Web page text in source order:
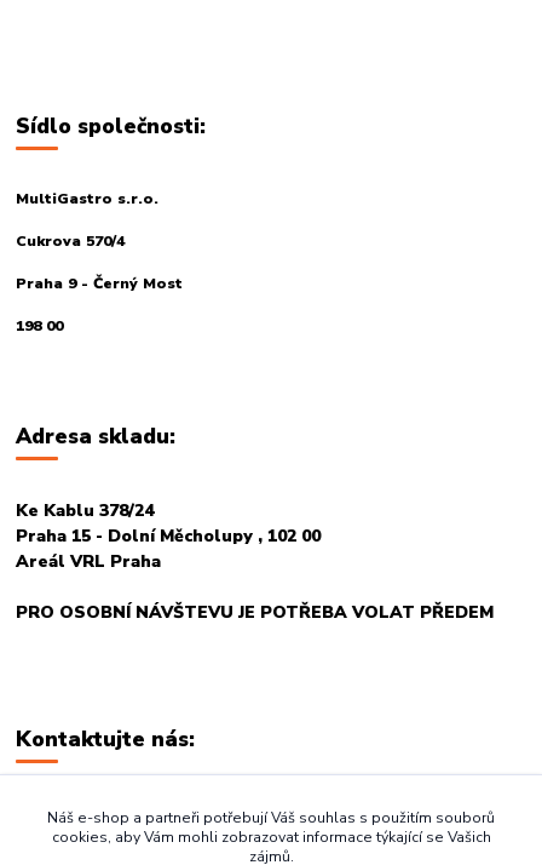
Sídlo společnosti:
MultiGastro s.r.o.
Cukrova 570/4
Praha 9 - Černý Most
198 00
Adresa skladu:
Ke Kablu 378/24
Praha 15 - Dolní Měcholupy , 102 00
Areál VRL Praha
PRO OSOBNÍ NÁVŠTEVU JE POTŘEBA VOLAT PŘEDEM
Kontaktujte nás:
+420 774 678 717
Náš e-shop a partneři potřebují Váš souhlas s použitím souborů
cookies, aby Vám mohli zobrazovat informace týkající se Vašich
zájmů.